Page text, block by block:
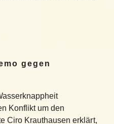
gegen
Konflikt um den
Ciro Krauthausen erklärt,